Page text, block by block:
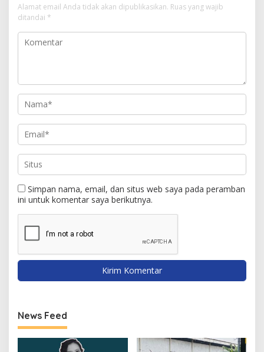
Alamat email Anda tidak akan dipublikasikan. Ruas yang wajib
ditandai *
Simpan nama, email, dan situs web saya pada peramban
ini untuk komentar saya berikutnya.
News Feed